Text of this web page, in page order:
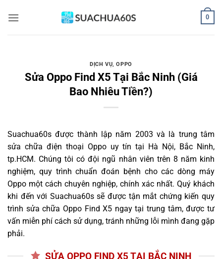
qua
0
DỊCH VỤ,OPPO
Sửa Oppo Find X5 Tại Bắc Ninh (Giá
Bao Nhiêu Tiền?)
Suachua60s được thành lập năm 2003 và là trung tâm
sửa chữa điện thoại Oppo uy tín tại Hà Nội, Bắc Ninh,
tp.HCM. Chúng tôi có đội ngũ nhân viên trên 8 năm kinh
nghiệm, quy trình chuẩn đoán bệnh cho các dòng máy
Oppo một cách chuyên nghiệp, chính xác nhất. Quý khách
khi đến với Suachua60s sẽ được tận mắt chứng kiến quy
trình sửa chữa Oppo Find X5 ngay tại trung tâm, được tư
vấn miễn phí cách sử dụng, tránh những lỗi mình đang gặp
phải.
SỬA OPPO FIND X5 TẠI BẮC NINH